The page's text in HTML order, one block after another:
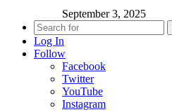
September 3, 2025
Log In
Follow
Facebook
Twitter
YouTube
Instagram